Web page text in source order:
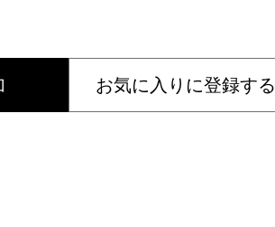
お気に入りに登録する